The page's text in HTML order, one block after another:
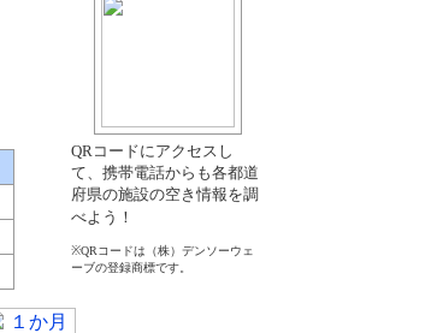
QRコードにアクセスし
て、携帯電話からも各都道
府県の施設の空き情報を調
べよう！
※QRコードは（株）デンソーウェ
ーブの登録商標です。